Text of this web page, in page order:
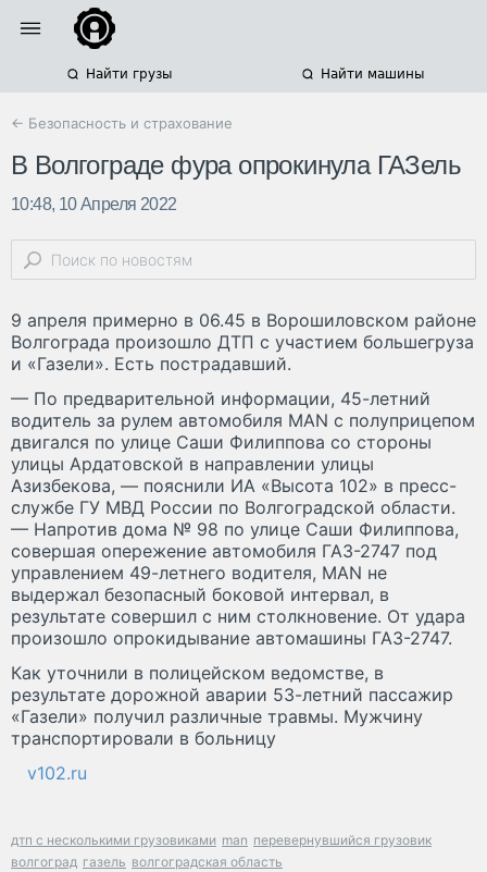
Найти грузы Найти машины
← Безопасность и страхование
В Волгограде фура опрокинула ГАЗель
10:48, 10 Апреля 2022
9 апреля примерно в 06.45 в Ворошиловском районе
Волгограда произошло ДТП с участием большегруза
и «Газели». Есть пострадавший.
— По предварительной информации, 45-летний
водитель за рулем автомобиля MAN с полуприцепом
двигался по улице Саши Филиппова со стороны
улицы Ардатовской в направлении улицы
Азизбекова, — пояснили ИА «Высота 102» в пресс-
службе ГУ МВД России по Волгоградской области.
— Напротив дома № 98 по улице Саши Филиппова,
совершая опережение автомобиля ГАЗ-2747 под
управлением 49-летнего водителя, MAN не
выдержал безопасный боковой интервал, в
результате совершил с ним столкновение. От удара
произошло опрокидывание автомашины ГАЗ-2747.
Как уточнили в полицейском ведомстве, в
результате дорожной аварии 53-летний пассажир
«Газели» получил различные травмы. Мужчину
транспортировали в больницу
v102.ru
дтп с несколькими грузовиками man перевернувшийся грузовик
волгоград газель волгоградская область